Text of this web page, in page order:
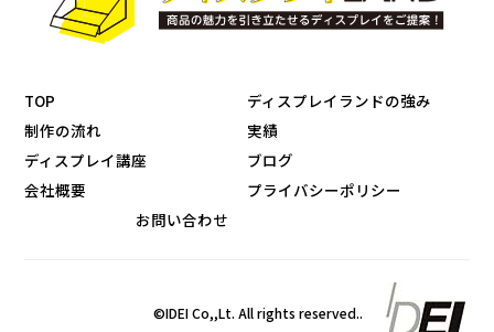
TOP
ディスプレイランドの強み
制作の流れ
実績
ディスプレイ講座
ブログ
会社概要
プライバシーポリシー
お問い合わせ
©IDEI Co,,Lt. All rights reserved..